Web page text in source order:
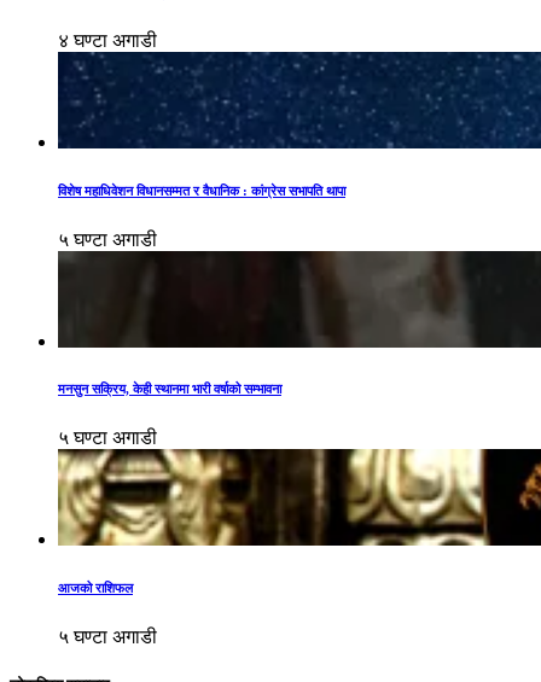
४ घण्टा अगाडी
विशेष महाधिवेशन विधानसम्मत र वैधानिक : कांग्रेस सभापति थापा
५ घण्टा अगाडी
मनसुन सक्रिय, केही स्थानमा भारी वर्षाको सम्भावना
५ घण्टा अगाडी
आजको राशिफल
५ घण्टा अगाडी